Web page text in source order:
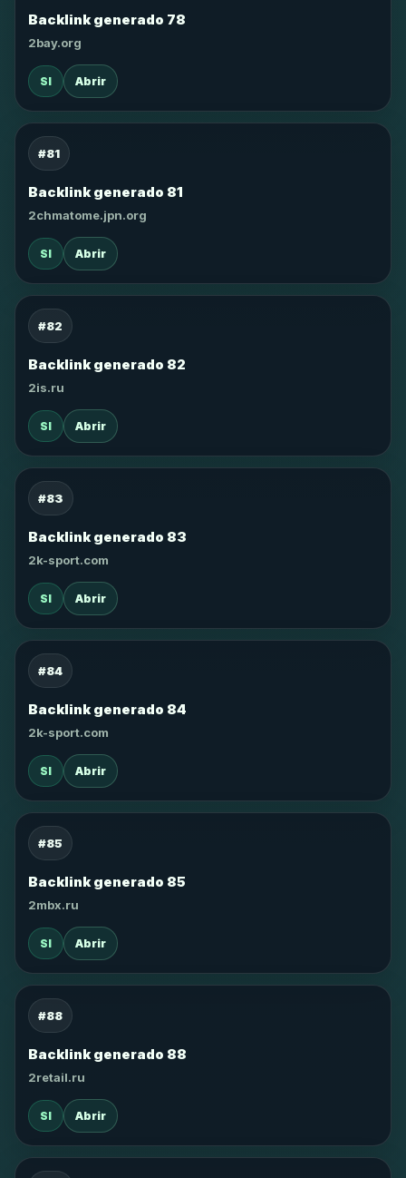
Backlink generado 78
2bay.org
SI Abrir
#81
Backlink generado 81
2chmatome.jpn.org
SI Abrir
#82
Backlink generado 82
2is.ru
SI Abrir
#83
Backlink generado 83
2k-sport.com
SI Abrir
#84
Backlink generado 84
2k-sport.com
SI Abrir
#85
Backlink generado 85
2mbx.ru
SI Abrir
#88
Backlink generado 88
2retail.ru
SI Abrir